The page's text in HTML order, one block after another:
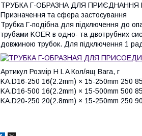
ТРУБКА Г-ОБРАЗНА ДЛЯ ПРИЄДНАННЯ
Призначення та сфера застосування
Трубка Г-подібна для підключення до
трубами KOER в одно- та двотрубних
довжиною трубок. Для підключення 1
Артикул Розмір H L A Кол/ящ Вага, г
KA.D16-250 16(2.2mm) × 15-250mm 250
KA.D16-500 16(2.2mm) × 15-500mm 500
KA.D20-250 20(2.8mm) × 15-250mm 250